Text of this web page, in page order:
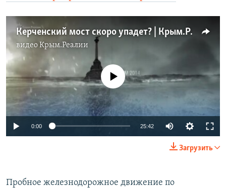
Керченский мост скоро упадет? | Крым.Реалии ТВ (видео)
видеоКрым.Реалии
No media source currently available
0:00 25:42
Загрузить
Пробное железнодорожное движение по